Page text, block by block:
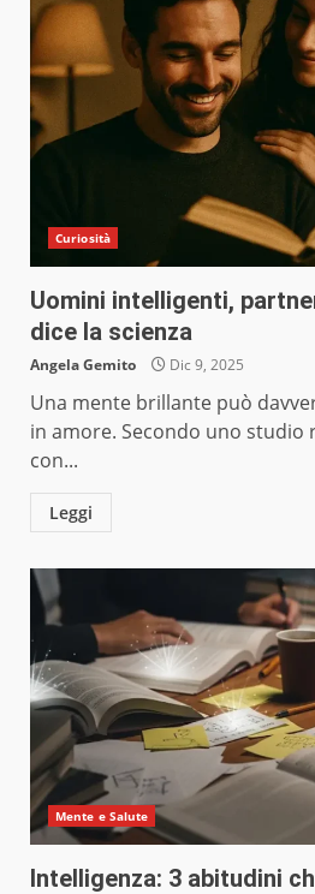
Curiosità
Uomini intelligenti,
dice la scienza
Angela Gemito Dic 9, 2025
Una mente brillante può
in amore. Secondo uno studio
con...
Leggi
Mente e Salute
Intelligenza: 3 abitudini